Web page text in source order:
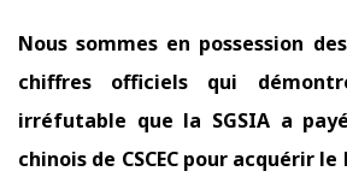
Nous sommes en possession
chiffres officiels qui
irréfutable que la SGSIA a
chinois de CSCEC pour acquérir